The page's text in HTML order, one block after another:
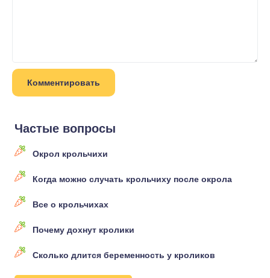
Частые вопросы
Окрол крольчихи
Когда можно случать крольчиху после окрола
Все о крольчихах
Почему дохнут кролики
Сколько длится беременность у кроликов